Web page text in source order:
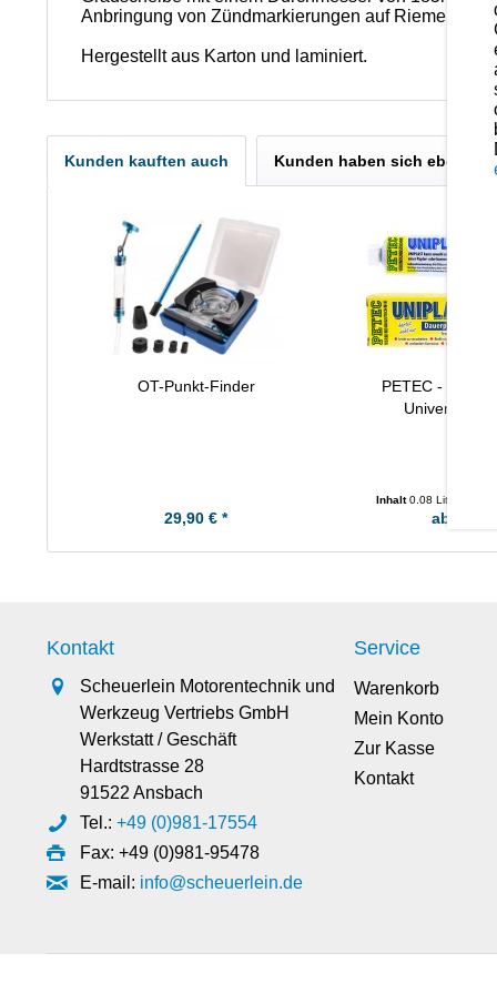
Anbringung von Zündmarkierungen auf
Hergestellt aus Karton und laminiert.
Kunden kauften auch Kunden haben sich
OT-Punkt-Finder
29,90 € *
PETEC -
Universal-
Inhalt0.08 Liter
ab 9,90 €
Kontakt
Scheuerlein Motorentechnik und
Werkzeug Vertriebs GmbH
Werkstatt / Geschäft
Hardtstrasse 28
91522 Ansbach
Tel.: +49 (0)981-17554
Fax: +49 (0)981-95478
E-mail: info@scheuerlein.de
Service
Warenkorb
Mein Konto
Zur Kasse
Kontakt